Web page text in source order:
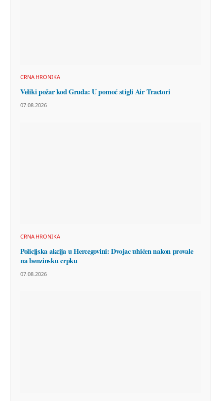
CRNA HRONIKA
Veliki požar kod Gruda: U pomoć stigli Air Tractori
07.08.2026
CRNA HRONIKA
Policijska akcija u Hercegovini: Dvojac uhićen nakon provale
na benzinsku crpku
07.08.2026